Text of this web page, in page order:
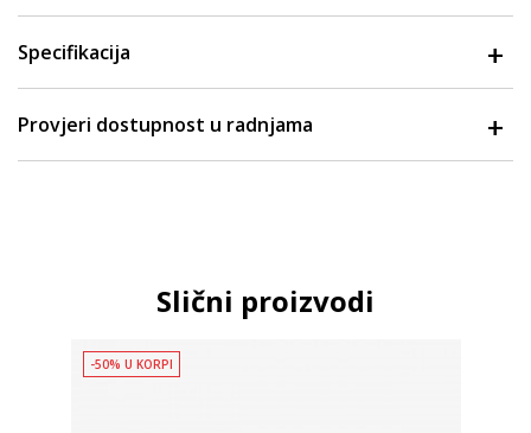
Specifikacija
Provjeri dostupnost u radnjama
Slični proizvodi
-50% U KORPI